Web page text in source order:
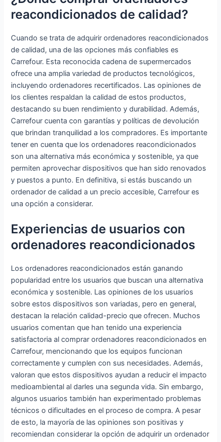
Dactilares
Teclado
ado
WiFi+BT
Laptop
Windows 10
Pro + Office
(Reacondici
onado)
de
escritorio I5
16 Gb SSD
500 GB
Microsoft
Office y
Windows 11
tarjeta de
red Wi-Fi
(reacondici
onado)
reacondicionados de calidad?
Cuando se trata de adquirir ordenadores reacondicionados
de calidad, una de las opciones más confiables es
Carrefour. Esta reconocida cadena de supermercados
ofrece una amplia variedad de productos tecnológicos,
incluyendo ordenadores recertificados. Las opiniones de
los clientes respaldan la calidad de estos productos,
destacando su buen rendimiento y durabilidad. Además,
Carrefour cuenta con garantías y políticas de devolución
que brindan tranquilidad a los compradores. Es importante
tener en cuenta que los ordenadores reacondicionados
son una alternativa más económica y sostenible, ya que
permiten aprovechar dispositivos que han sido renovados
y puestos a punto. En definitiva, si estás buscando un
ordenador de calidad a un precio accesible, Carrefour es
una opción a considerar.
Experiencias de usuarios con
ordenadores reacondicionados
Los ordenadores reacondicionados están ganando
popularidad entre los usuarios que buscan una alternativa
económica y sostenible. Las opiniones de los usuarios
sobre estos dispositivos son variadas, pero en general,
destacan la relación calidad-precio que ofrecen. Muchos
usuarios comentan que han tenido una experiencia
satisfactoria al comprar ordenadores reacondicionados en
Carrefour, mencionando que los equipos funcionan
correctamente y cumplen con sus necesidades. Además,
valoran que estos dispositivos ayudan a reducir el impacto
medioambiental al darles una segunda vida. Sin embargo,
algunos usuarios también han experimentado problemas
técnicos o dificultades en el proceso de compra. A pesar
de esto, la mayoría de las opiniones son positivas y
recomiendan considerar la opción de adquirir un ordenador